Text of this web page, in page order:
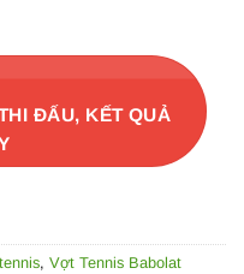
ĐẤU, KẾT QUẢ
, Vợt Tennis Babolat